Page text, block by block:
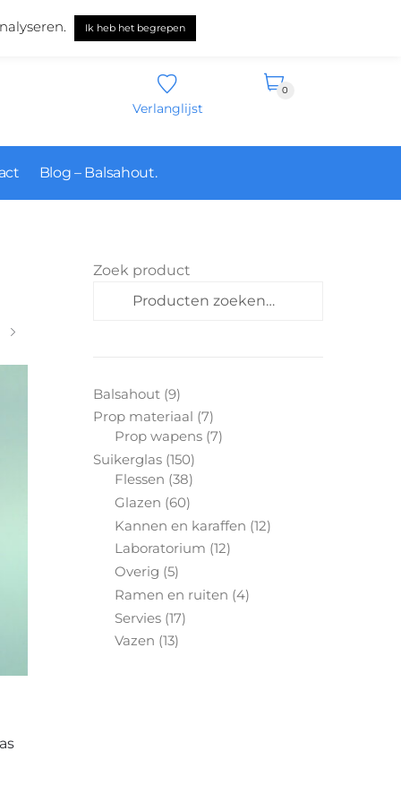
Verlanglijst
0
Blog – Balsahout.
Zoek product
Zoeken
Balsahout 99
producten
Prop materiaal 77
producten
Prop wapens 77
Suikerglas 150150
producten
Flessen 3838
producten
Glazen 6060
producten
Kannen en karaffen 1212
Laboratorium 1212
Overig 55
producten
Ramen en ruiten 44
Servies 1717
Vazen 1313
Ik heb het begrepen